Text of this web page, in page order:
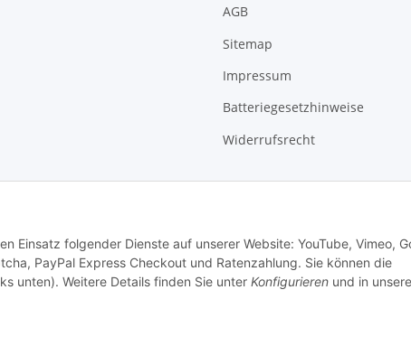
Einsatz folgender Dienste auf unserer Website: YouTube, Vimeo,
PayPal Express Checkout und Ratenzahlung. Sie können die
unten). Weitere Details finden Sie unter Konfigurieren und in
AGB
Sitemap
Impressum
Batteriegesetzhinweise
Widerrufsrecht